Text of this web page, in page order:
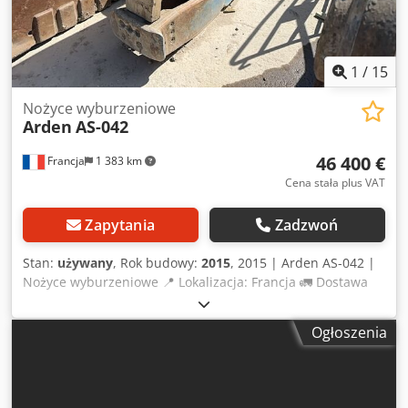
1 / 15
Francja 1 383 km
Nożyce wyburzeniowe
Arden AS-042
46 400 €
Cena stała plus VAT
Zapytania Zadzwoń
Stan: używany, Rok budowy: 2015, 2015 | Arden AS-042 |
Nożyce wyburzeniowe 📍 Lokalizacja: Francja 🚛 Dostawa
dostępna do Twojej lokalizacji – Skorzystaj z naszego
kalkulatora transportu, aby oszacować koszty! 💰 Kup teraz
za 46 400 EUR lub złóż ofertę. Płatność przy odbiorzeOgłoszenia